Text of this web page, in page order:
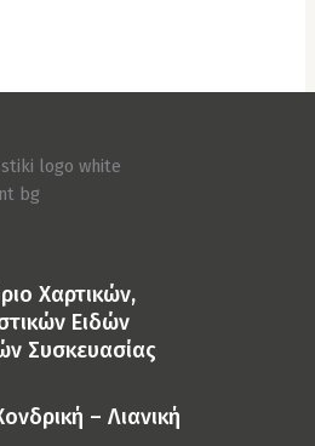
Χαρτικών,
Ειδών
Συσκευασίας
– Λιανική